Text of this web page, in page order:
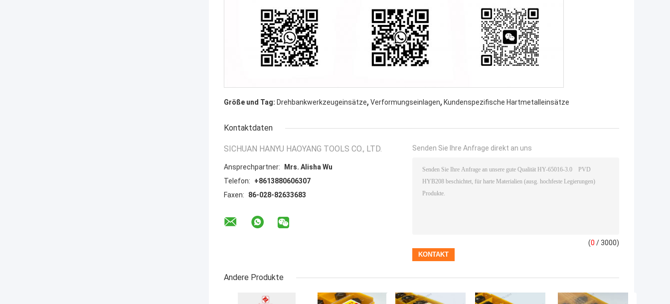
Größe und Tag: Drehbankwerkzeugeinsätze, Verformungseinlagen, Kundenspezifische Hartmetalleinsätze
Kontaktdaten
SICHUAN HANYU HAOYANG TOOLS CO., LTD.
Ansprechpartner:
Mrs. Alisha Wu
Telefon:
+8613880606307
Faxen:
86-028-82633683
Senden Sie Ihre Anfrage direkt an uns
(0 / 3000)
Andere Produkte